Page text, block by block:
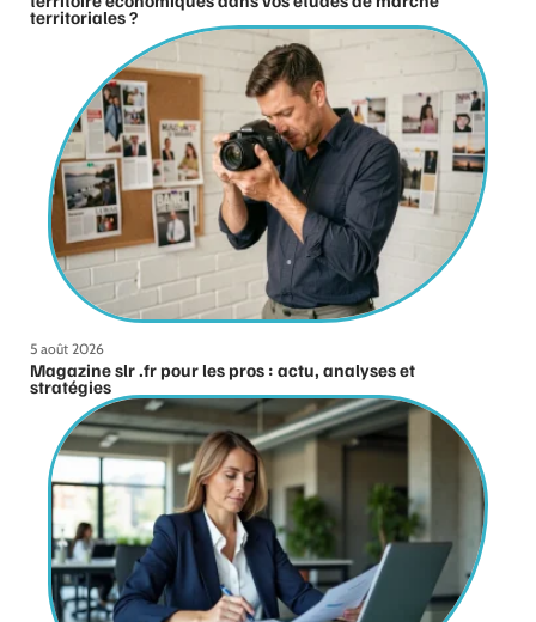
territoriales ?
5 août 2026
Magazine slr .fr pour les pros : actu, analyses et
stratégies